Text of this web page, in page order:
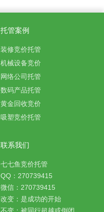
托管案例
装修竞价托管
机械设备竞价
网络公司托管
数码产品托管
黄金回收竞价
吸塑竞价托管
联系我们
七七鱼竞价托管
QQ：270739415
微信：270739415
改变：是成功的开始
不变：被同行超越或倒闭